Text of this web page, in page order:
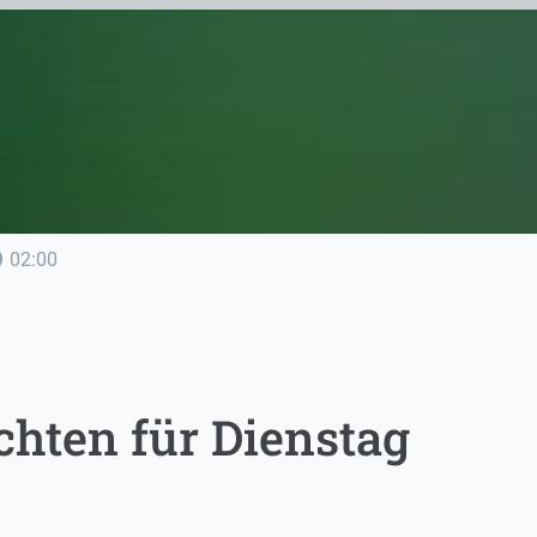
02:00
für Dienstag